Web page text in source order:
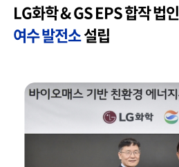
LG화학 & GS EPS 합작 법인
여수 발전소설립